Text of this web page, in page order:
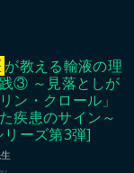
が教える輸液の理
③ ～見落としが
ン・クロール」
疾患のサイン～
ーズ第3弾]